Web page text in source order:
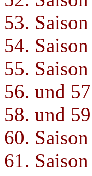
53.
54.
55.
56. und
58. und
60.
61.